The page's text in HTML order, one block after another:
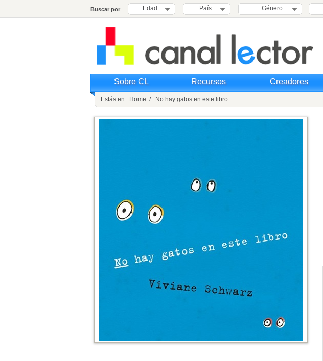
Buscar por Edad País Género
Sobre CL Recursos Creadores
Estás en : Home / No hay gatos en este libro